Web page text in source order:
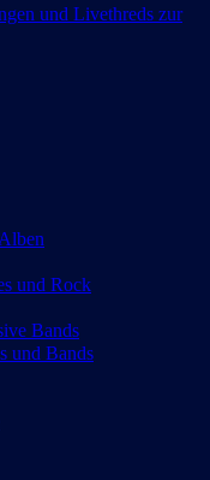
und Livethreds zur
und Rock
Bands
und Bands